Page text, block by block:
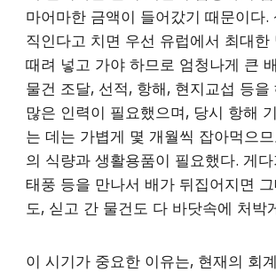
마어마한 금액이 들어갔기 때문이다.
직인다고 치면 우선 유럽에서 최대한
때려 넣고 가야 하므로 엄청나게 큰
물건 조달, 선적, 항해, 현지교섭 등을
많은 인력이 필요했으며, 당시 항해
는 데는 가볍게 몇 개월씩 잡아먹으
의 식량과 생활용품이 필요했다. 게
태풍 등을 만나서 배가 뒤집어지면
도, 싣고 간 물건도 다 바닷속에 처박
이 시기가 중요한 이유는, 현재의 회